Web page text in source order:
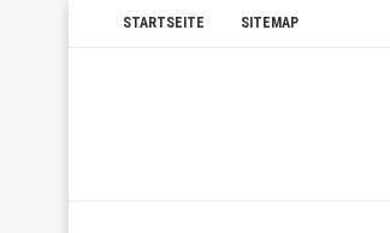
STARTSEITE SITEMAP